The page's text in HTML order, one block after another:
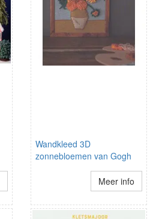
Wandkleed 3D
zonnebloemen van Gogh
Meer info